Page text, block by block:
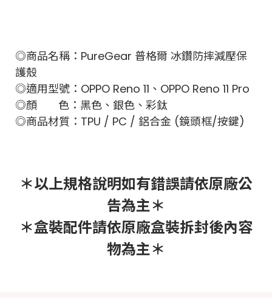
◎商品名稱：PureGear 普格爾 冰鑽防摔減壓保
護殼
◎適用型號：OPPO Reno 11、OPPO Reno 11 Pro
◎顏 色：黑色、銀色、彩鈦
◎商品材質：TPU / PC / 鋁合金 (鏡頭框/按鍵)
＊以上規格說明如有錯誤請依原廠公
告為主＊
＊盒裝配件請依原廠盒裝拆封後內容
物為主＊